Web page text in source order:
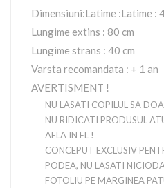
Dimensiuni:Latime :Latime :
Lungime extins : 80 cm
Lungime strans : 40 cm
Varsta recomandata : + 1 an
AVERTISMENT !
NU LASATI COPILUL SA
NU RIDICATI PRODUSUL
AFLA IN EL !
CONCEPUT EXCLUSIV
PODEA, NU LASATI
FOTOLIU PE MARGINEA